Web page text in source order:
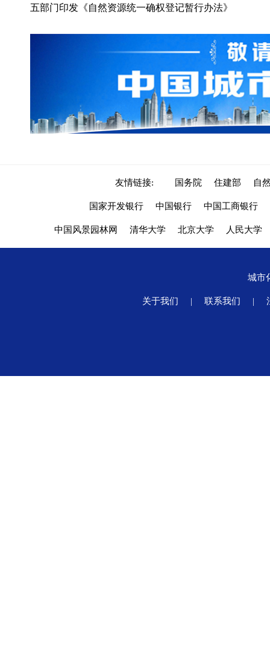
五部门印发《自然资源统一确权登记暂行办法》
友情链接: 国务院 住建部 自
国家开发银行 中国银行 中国工商银行
中国风景园林网 清华大学 北京大学 人民大学
城市
关于我们 | 联系我们 |